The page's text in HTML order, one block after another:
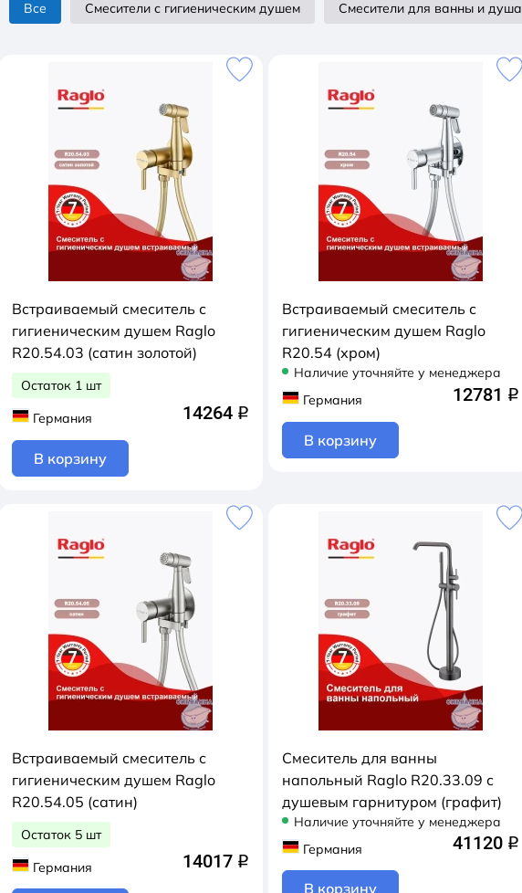
Все Смесители с гигиеническим душем Смесители для ванны и душа
Встраиваемый смеситель с
гигиеническим душем Raglo
R20.54.03 (сатин золотой)
Остаток 1 шт
Германия
14264 q
В корзину
Встраиваемый смеситель с
гигиеническим душем Raglo
R20.54 (хром)
Наличие уточняйте у менеджера
Германия
12781 q
В корзину
Встраиваемый смеситель с
гигиеническим душем Raglo
R20.54.05 (сатин)
Остаток 5 шт
Германия
14017 q
Смеситель для ванны
напольный Raglo R20.33.09 с
душевым гарнитуром (графит)
Наличие уточняйте у менеджера
Германия
41120 q
В корзину